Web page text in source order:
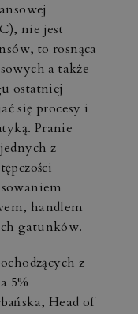
nie jest
to rosnąca
a także
ostatniej
się procesy i
Pranie
z
handlem
gatunków.
z
5%
Head of